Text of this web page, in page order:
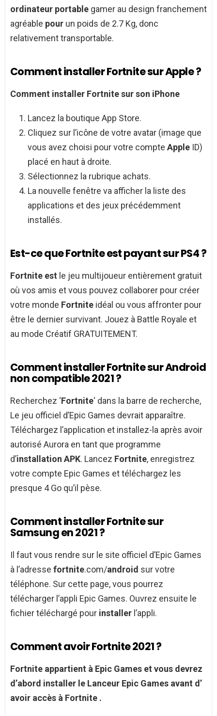
ordinateur portable gamer au design franchement
agréable pour un poids de 2.7 Kg, donc
relativement transportable.
Comment installer Fortnite sur Apple ?
Comment installer Fortnitesur son iPhone
Lancez la boutique App Store.
Cliquez sur l’icône de votre avatar (image que
vous avez choisi pour votre compte Apple ID)
placé en haut à droite.
Sélectionnez la rubrique achats.
La nouvelle fenêtre va afficher la liste des
applications et des jeux précédemment
installés.
Est-ce que Fortnite est payant sur PS4 ?
Fortnite est le jeu multijoueur entièrement gratuit
où vos amis et vous pouvez collaborer pour créer
votre monde Fortnite idéal ou vous affronter pour
être le dernier survivant. Jouez à Battle Royale et
au mode Créatif GRATUITEMENT.
Comment installer Fortnite sur Android
non compatible 2021 ?
Recherchez ‘Fortnite‘ dans la barre de recherche,
Le jeu officiel d’Epic Games devrait apparaître.
Téléchargez l’application et installez-la après avoir
autorisé Aurora en tant que programme
d’installation APK. Lancez Fortnite, enregistrez
votre compte Epic Games et téléchargez les
presque 4 Go qu’il pèse.
Comment installer Fortnite sur
Samsung en 2021 ?
Il faut vous rendre sur le site officiel d’Epic Games
à l’adresse fortnite.com/android sur votre
téléphone. Sur cette page, vous pourrez
télécharger l’appli Epic Games. Ouvrez ensuite le
fichier téléchargé pour installer l’appli.
Comment avoir Fortnite 2021 ?
Fortnite appartient à Epic Games et vous devrez
d’abord installer le Lanceur Epic Games avant d’
avoir accès à Fortnite .